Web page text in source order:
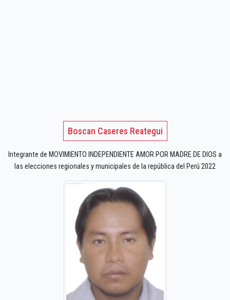
Boscan Caseres Reategui
Integrante de MOVIMIENTO INDEPENDIENTE AMOR POR MADRE DE DIOS a
las elecciones regionales y municipales de la república del Perú 2022